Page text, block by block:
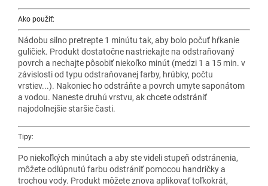
Ako použiť:
Nádobu silno pretrepte 1 minútu tak, aby bolo počuť hŕkanie
guličiek. Produkt dostatočne nastriekajte na odstraňovaný
povrch a nechajte pôsobiť niekoľko minút (medzi 1 a 15 min. v
závislosti od typu odstraňovanej farby, hrúbky, počtu
vrstiev...). Nakoniec ho odstráňte a povrch umyte saponátom
a vodou. Naneste druhú vrstvu, ak chcete odstrániť
najodolnejšie staršie časti.
Tipy:
Po niekoľkých minútach a aby ste videli stupeň odstránenia,
môžete odlúpnutú farbu odstrániť pomocou handričky a
trochou vody. Produkt môžete znova aplikovať toľkokrát,